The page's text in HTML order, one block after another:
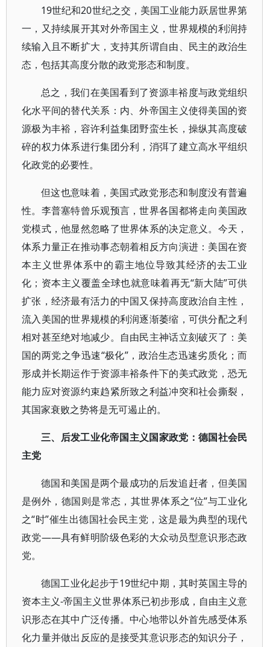
19世纪和20世纪之交，美国工业能力跃居世界第
一，又持续展开其对外帝国主义，世界规模的利润持
续输入且不断扩大，支持其所谓自由、民主的政治生
态，包括其高度分散的政党形态和制度。
总之，我们在美国看到了资源丰裕度与政党组织
化水平间的替代关系：内、外帝国主义使得美国的资
源极为丰裕，容许利益集团野蛮生长，操纵其高度破
碎的权力体系进行集团分利，消弭了建立高水平组织
化政党的必要性。
但这也意味着，美国式政党形态和制度没有普遍
性。李普塞特曾乐观预言，世界各国都将走向美国政
党模式，他显然忽略了世界体系的决定意义。今天，
体系力量正在推动事态朝着相反方向演进：美国在资
本主义世界体系中的霸主地位导致其经济的去工业
化；资本主义覆盖全球也就意味着再无“新大陆”可供
扩张，经济最有活力的中国又保持高度政治自主性，
流入美国的世界规模的利润逐渐萎缩，可供分配之利
相对甚至绝对地减少。自由民主神话立刻破灭了：美
国的两党之争迅速“极化”，政治生态迅速劣质化；而
形成并长期运作于资源丰裕条件下的美式政党，恐无
能力应对资源约束趋紧所致之利益冲突和社会撕裂，
其国家衰败之势将是无可遏止的。
三、后发工业化帝国主义国家政党：德国社会民
主党
德国和美国是两个最成功的后发追赶者，但美国
是例外，德国则是常态，其世界体系之“位”与工业化
之“时”催生出德国社会民主党，这是最为典型的现代
政党——具有鲜明阶级色彩的大众动员型意识形态政
党。
德国工业化起步于19世纪中期，其时英国主导的
资本主义-帝国主义世界体系已初步形成，自由主义意
识形态在其中广泛传播。中心地带以外首先感受体系
化力量并做出反应的是接受其意识形态的知识分子，